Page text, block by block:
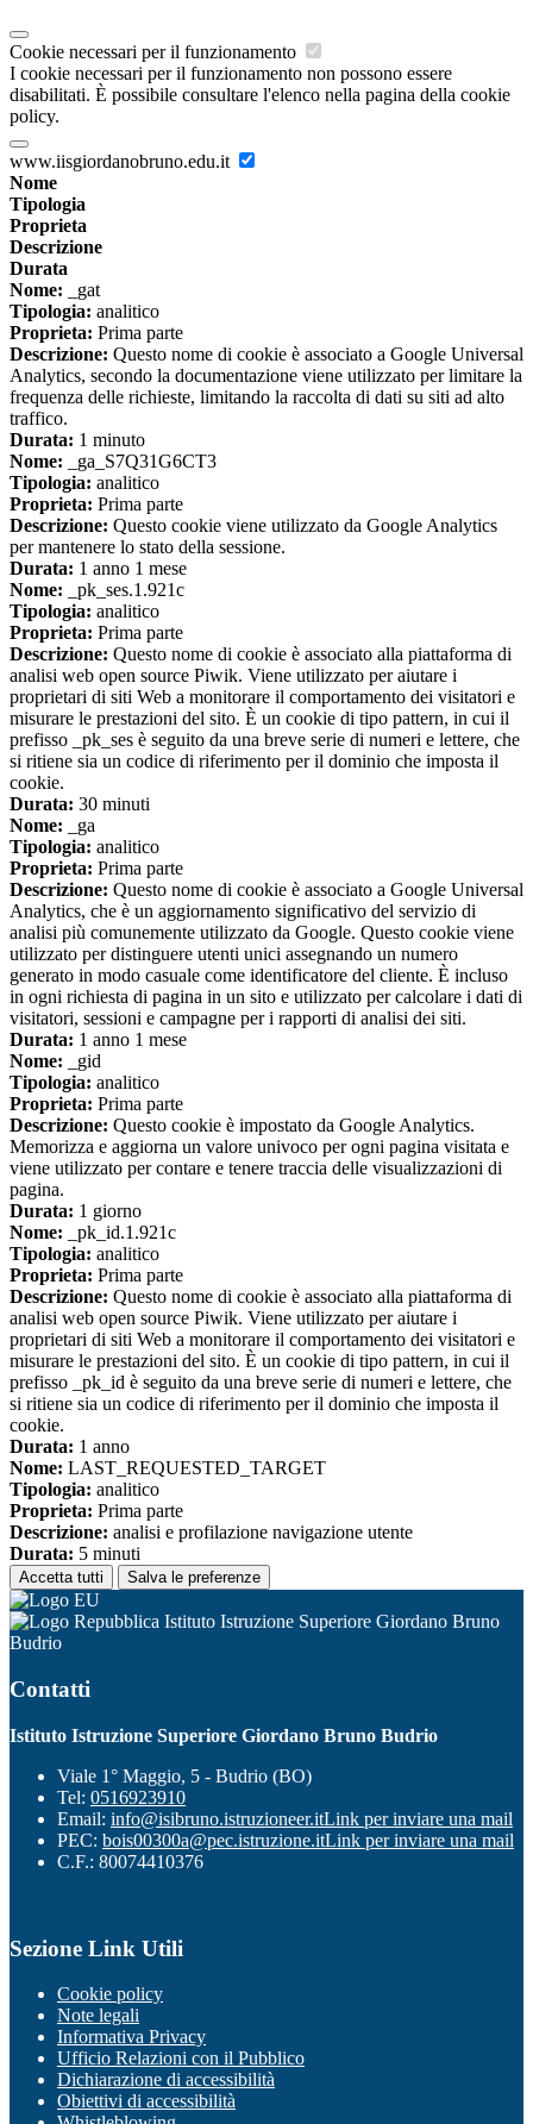
Cookie necessari per il funzionamento
I cookie necessari per il funzionamento non possono essere
disabilitati. È possibile consultare l'elenco nella pagina della cookie
policy.
www.iisgiordanobruno.edu.it
Nome
Tipologia
Proprieta
Descrizione
Durata
Nome: _gat
Tipologia: analitico
Proprieta: Prima parte
Descrizione: Questo nome di cookie è associato a Google Universal
Analytics, secondo la documentazione viene utilizzato per limitare la
frequenza delle richieste, limitando la raccolta di dati su siti ad alto
traffico.
Durata: 1 minuto
Nome: _ga_S7Q31G6CT3
Tipologia: analitico
Proprieta: Prima parte
Descrizione: Questo cookie viene utilizzato da Google Analytics
per mantenere lo stato della sessione.
Durata: 1 anno 1 mese
Nome: _pk_ses.1.921c
Tipologia: analitico
Proprieta: Prima parte
Descrizione: Questo nome di cookie è associato alla piattaforma di
analisi web open source Piwik. Viene utilizzato per aiutare i
proprietari di siti Web a monitorare il comportamento dei visitatori e
misurare le prestazioni del sito. È un cookie di tipo pattern, in cui il
prefisso _pk_ses è seguito da una breve serie di numeri e lettere, che
si ritiene sia un codice di riferimento per il dominio che imposta il
cookie.
Durata: 30 minuti
Nome: _ga
Tipologia: analitico
Proprieta: Prima parte
Descrizione: Questo nome di cookie è associato a Google Universal
Analytics, che è un aggiornamento significativo del servizio di
analisi più comunemente utilizzato da Google. Questo cookie viene
utilizzato per distinguere utenti unici assegnando un numero
generato in modo casuale come identificatore del cliente. È incluso
in ogni richiesta di pagina in un sito e utilizzato per calcolare i dati di
visitatori, sessioni e campagne per i rapporti di analisi dei siti.
Durata: 1 anno 1 mese
Nome: _gid
Tipologia: analitico
Proprieta: Prima parte
Descrizione: Questo cookie è impostato da Google Analytics.
Memorizza e aggiorna un valore univoco per ogni pagina visitata e
viene utilizzato per contare e tenere traccia delle visualizzazioni di
pagina.
Durata: 1 giorno
Nome: _pk_id.1.921c
Tipologia: analitico
Proprieta: Prima parte
Descrizione: Questo nome di cookie è associato alla piattaforma di
analisi web open source Piwik. Viene utilizzato per aiutare i
proprietari di siti Web a monitorare il comportamento dei visitatori e
misurare le prestazioni del sito. È un cookie di tipo pattern, in cui il
prefisso _pk_id è seguito da una breve serie di numeri e lettere, che
si ritiene sia un codice di riferimento per il dominio che imposta il
cookie.
Durata: 1 anno
Nome: LAST_REQUESTED_TARGET
Tipologia: analitico
Proprieta: Prima parte
Descrizione: analisi e profilazione navigazione utente
Durata: 5 minuti
Accetta tutti Salva le preferenze
Istituto Istruzione Superiore Giordano Bruno
Budrio
Contatti
Istituto Istruzione Superiore Giordano Bruno Budrio
Viale 1° Maggio, 5 - Budrio (BO)
Tel: 0516923910
Email: info@isibruno.istruzioneer.itLink per inviare una mail
PEC: bois00300a@pec.istruzione.itLink per inviare una mail
C.F.: 80074410376
Sezione Link Utili
Cookie policy
Note legali
Informativa Privacy
Ufficio Relazioni con il Pubblico
Dichiarazione di accessibilità
Obiettivi di accessibilità